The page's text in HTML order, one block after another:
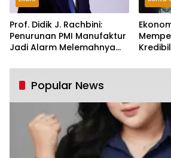
Prof. Didik J. Rachbini:
Penurunan PMI Manufaktur
Jadi Alarm Melemahnya
Popular News